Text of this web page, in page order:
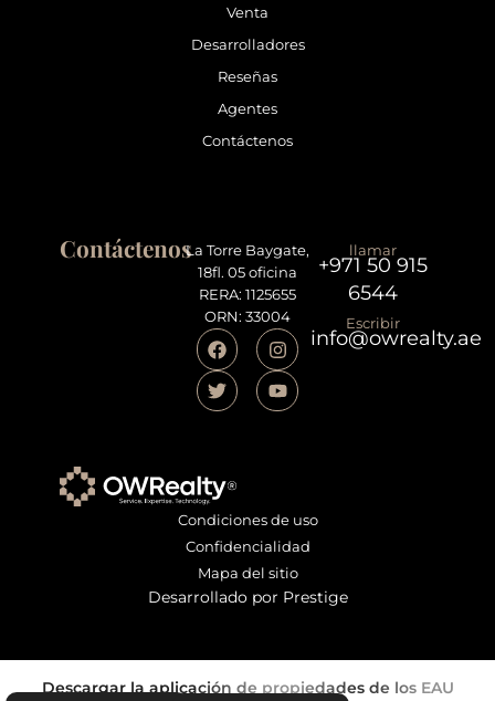
Venta
Desarrolladores
Reseñas
Agentes
Contáctenos
ContáctenosLa Torre Baygate,
18fl. 05 oficina
RERA: 1125655
ORN: 33004
llamar
+971 50 915
6544
Escribir
info@owrealty.ae
Condiciones de uso
Confidencialidad
Mapa del sitio
Desarrollado por Prestige
Descargar la aplicación de propiedades de los EAU